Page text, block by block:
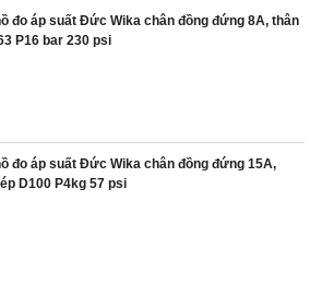
đo áp suất Đức Wika chân đồng đứng 8A, thân
P16 bar 230 psi
đo áp suất Đức Wika chân đồng đứng 15A,
D100 P4kg 57 psi